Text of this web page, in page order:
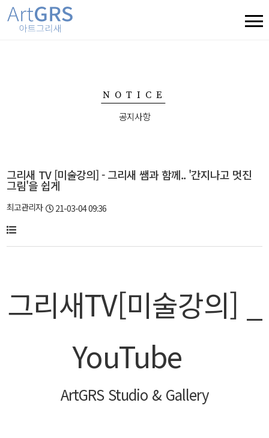
로그인
NOTICE
공지사항
그리새 TV [미술강의] - 그리새 쌤과 함께.. '간지나고 멋진
그림'을 쉽게
최고관리자 21-03-04 09:36
그리새TV[미술강의] _
YouTube
ArtGRS Studio & Gallery